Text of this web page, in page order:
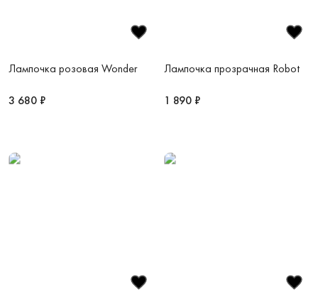
Лампочка розовая Wonder
3 680 ₽
Лампочка прозрачная Robot
1 890 ₽